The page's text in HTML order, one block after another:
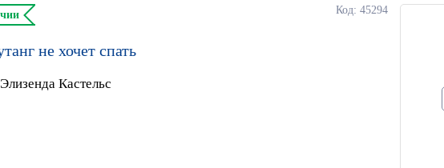
Код: 45294
не хочет спать
Элизенда Кастельс